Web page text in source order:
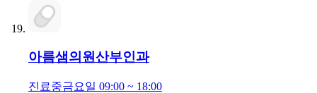
아름샘의원산부인과
진료중금요일 09:00 ~ 18:00